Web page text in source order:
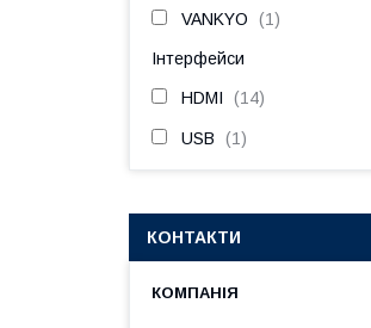
VANKYO 1
Інтерфейси
HDMI 14
USB 1
КОНТАКТИ